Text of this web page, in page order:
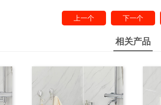
上一个 下一个
相关产品